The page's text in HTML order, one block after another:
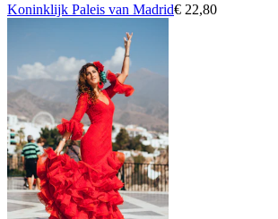
Koninklijk Paleis van Madrid€ 22,80